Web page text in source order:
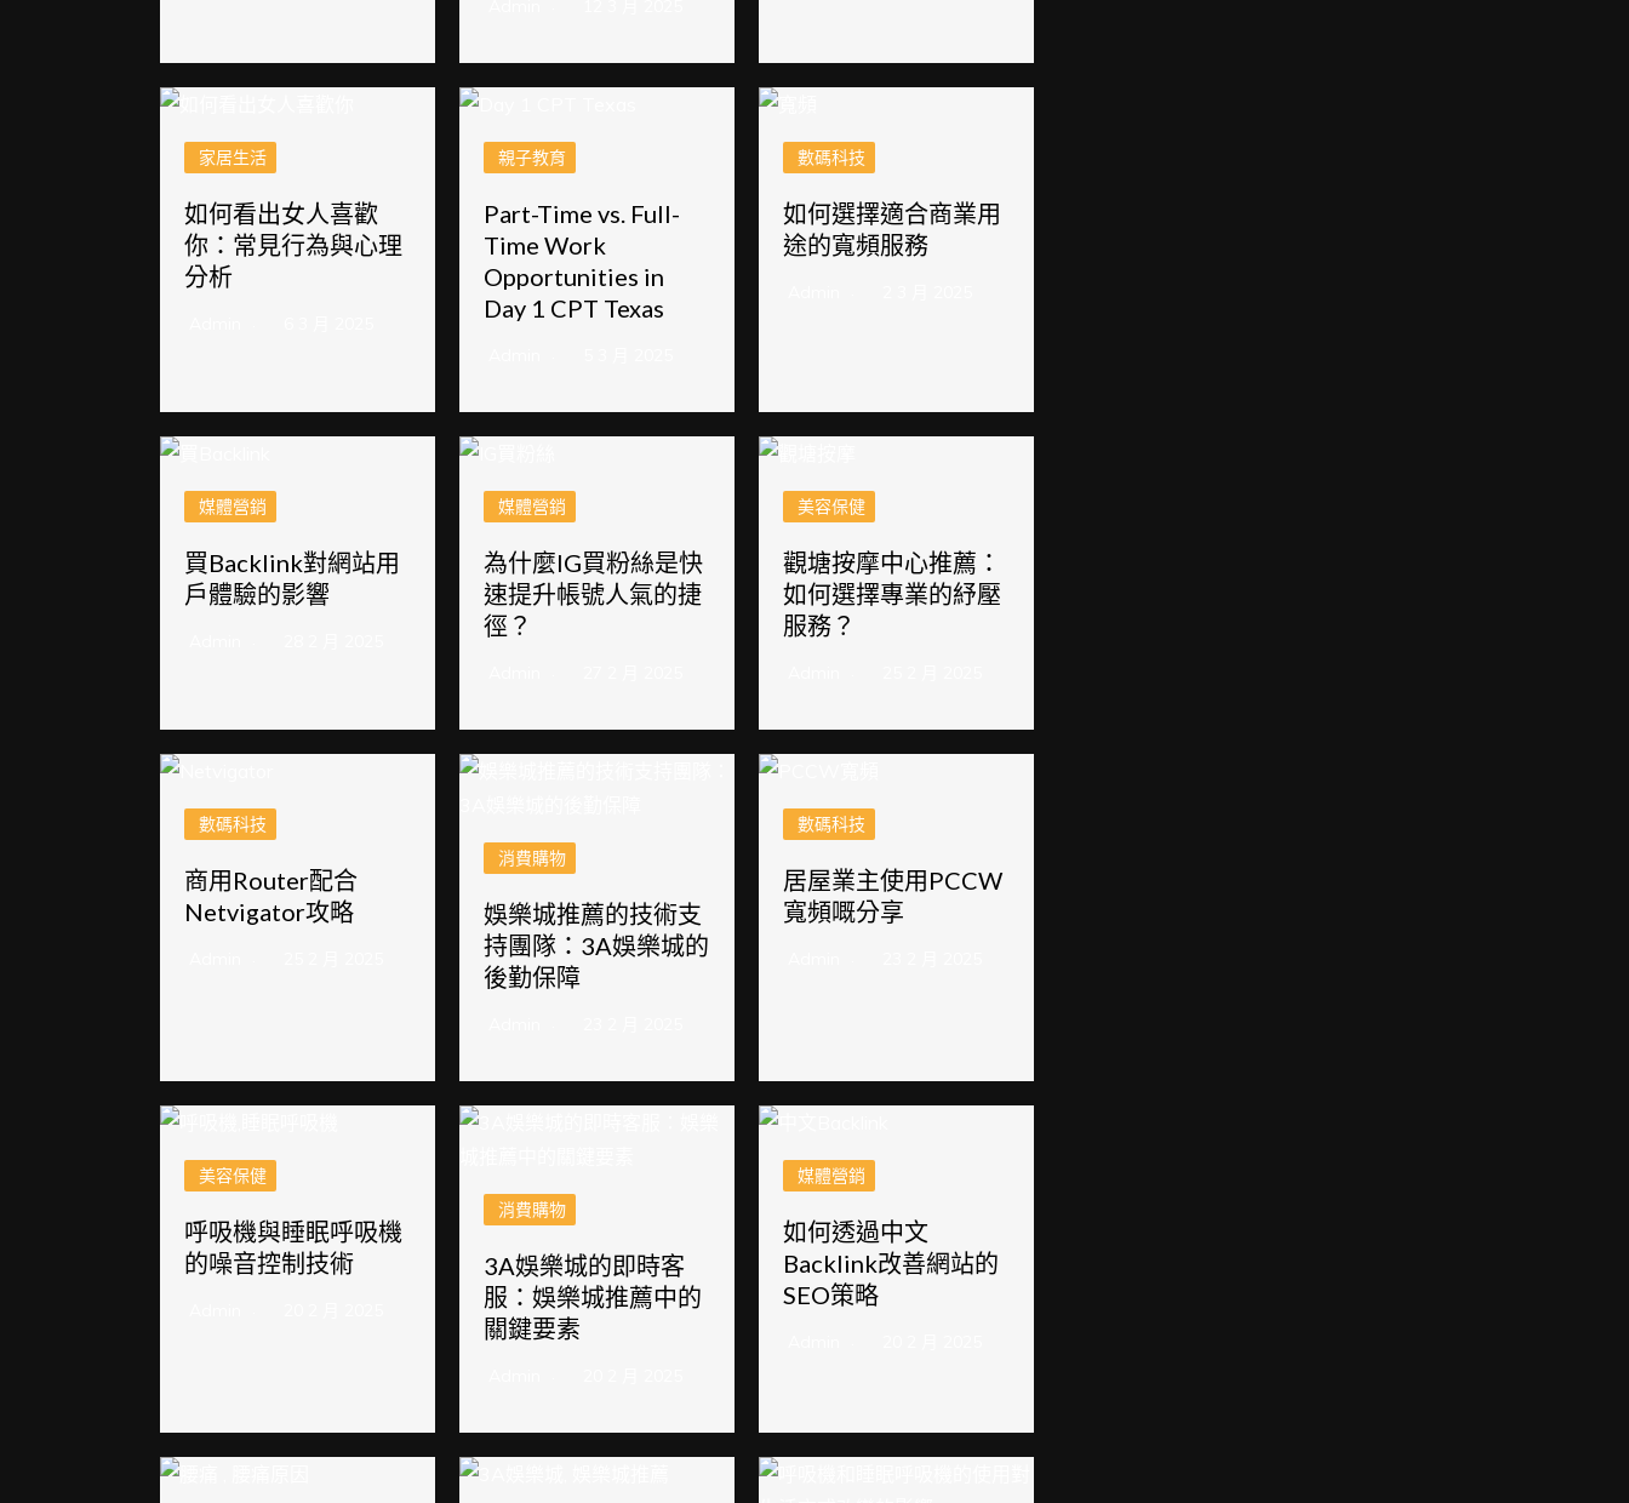
家居生活
如何看出女人喜歡
你：常見行為與心理
分析
親子教育
Part-Time vs. Full-
Time Work
Opportunities in
Day 1 CPT Texas
數碼科技
如何選擇適合商業用
途的寬頻服務
媒體營銷
買Backlink對網站用
戶體驗的影響
媒體營銷
為什麼IG買粉絲是快
速提升帳號人氣的捷
徑？
美容保健
觀塘按摩中心推薦：
如何選擇專業的紓壓
服務？
數碼科技
商用Router配合
Netvigator攻略
消費購物
娛樂城推薦的技術支
持團隊：3A娛樂城的
後勤保障
數碼科技
居屋業主使用PCCW
寬頻嘅分享
美容保健
呼吸機與睡眠呼吸機
的噪音控制技術
消費購物
3A娛樂城的即時客
服：娛樂城推薦中的
關鍵要素
媒體營銷
如何透過中文
Backlink改善網站的
SEO策略